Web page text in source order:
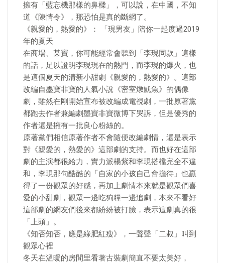
擁有「藍忘機那樣的鼻樑」，可以說，在中國，不知
道《陳情令》，那恐怕是真的斷網了。
《親愛的，熱愛的》： 「現男友」陪你一起度過2019
年的夏天
在商場、某寶，你可能經常會聽到「李現同款」這樣
的話，足以證明李現現在的熱門，而李現的爆火，也
是這個夏天的清新小甜劇《親愛的，熱愛的》。這部
改編自墨寶非寶的人氣小說《密室燉魷魚》的偶像
劇，雖然在剛開始宣布被改編成電視劇，一批原著黨
都跑去作者兼編劇墨寶非寶微博下哭訴，但是優秀的
作者還是擁有一批良心粉絲的。
原著黨們相信原著作者不會隨便改編劇情，還是表示
對《親愛的，熱愛的》這部劇的支持。而也好在這部
劇的主演都很給力，實力派楊紫和李現搭檔完全不違
和，李現那句酷酷的「自家的小孩自己會擔待」也贏
得了一份觀眾的好感，再加上劇情本來就是觀眾們喜
愛的小甜劇，觀眾一邊吃狗糧一邊追劇，本來不看好
這部劇的網友們後來都紛紛被打臉，表示這劇真的很
「上頭」。
《知否知否，應是綠肥紅瘦》，一聲聲「二叔」叫到
觀眾心裡
冬天在溫暖的房間里看著古裝劇簡直不要太美好，